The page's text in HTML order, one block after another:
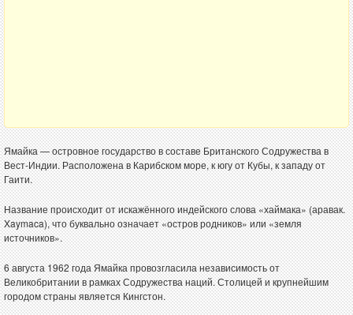
Ямайка — островное государство в составе Британского Содружества в
Вест-Индии. Расположена в Карибском море, к югу от Кубы, к западу от
Гаити.
Название происходит от искажённого индейского слова «хаймака» (аравак.
Xaymaca), что буквально означает «остров родников» или «земля
источников».
6 августа 1962 года Ямайка провозгласила независимость от
Великобритании в рамках Содружества наций. Столицей и крупнейшим
городом страны является Кингстон.